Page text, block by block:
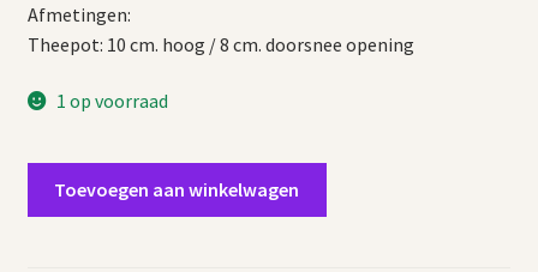
Afmetingen:
Theepot: 10 cm. hoog / 8 cm. doorsnee opening
1 op voorraad
theeservies
Toevoegen aan winkelwagen